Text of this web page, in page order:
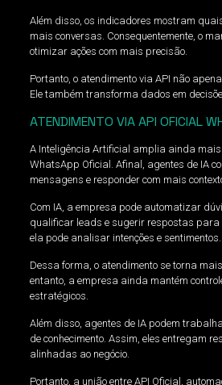
Além disso, os indicadores mostram
mais conversas. Consequentemente, o
otimizar ações com mais precisão.
Portanto, o atendimento via API não
Ele também transforma dados em
ATENDIMENTO VIA API OFICIAL
A Inteligência Artificial amplia ainda mais
WhatsApp Oficial. Afinal, agentes de IA
mensagens e responder com mais
Com IA, a empresa pode automatizar
qualificar leads e sugerir respostas para
ela pode analisar intenções e sentimentos.
Dessa forma, o atendimento se torna
entanto, a empresa ainda mantém
estratégicos.
Além disso, agentes de IA podem
de conhecimento. Assim, eles entregam
alinhadas ao negócio.
Portanto, a união entre API Oficial,